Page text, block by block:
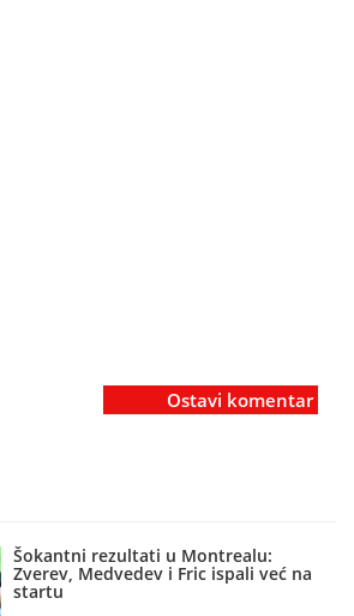
Ostavi komentar
Šokantni rezultati u Montrealu:
Zverev, Medvedev i Fric ispali već na
startu